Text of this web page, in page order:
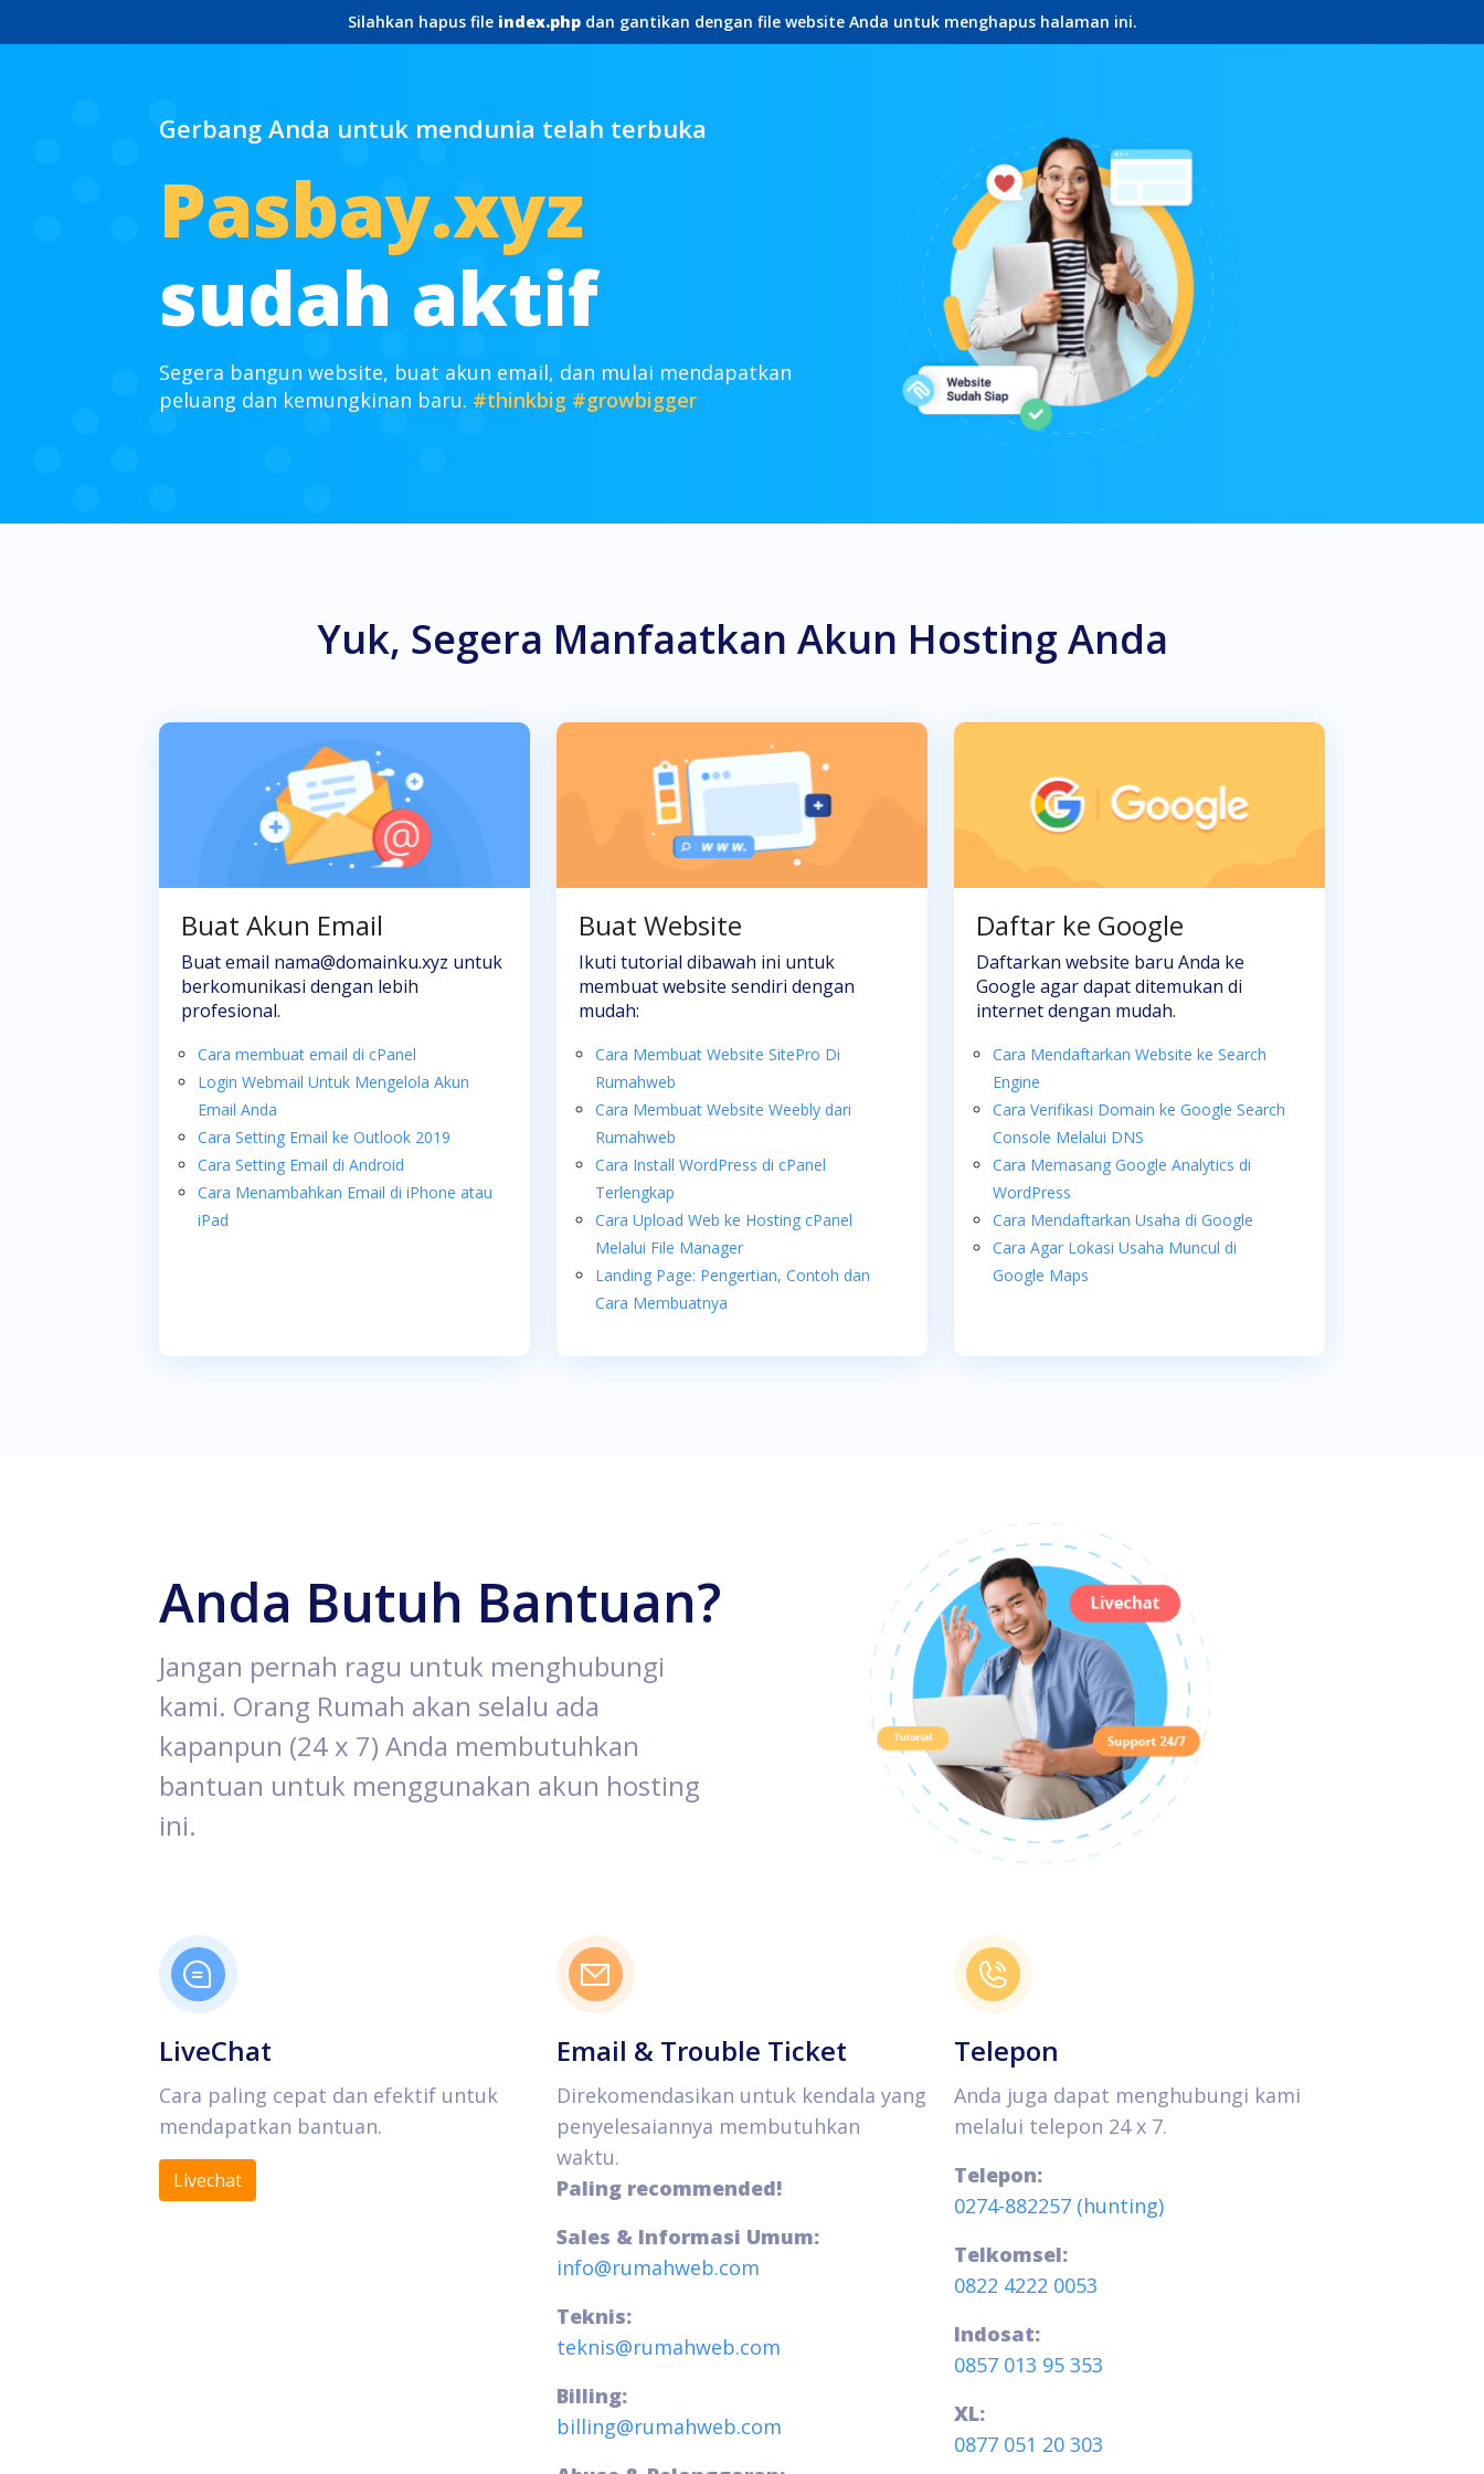
Silahkan hapus file index.phpdan gantikan dengan file website Anda untuk menghapus halaman ini.
Gerbang Anda untuk mendunia telah terbuka
Pasbay.xyz
sudah aktif
Segera bangun website, buat akun email, dan mulai mendapatkan
peluang dan kemungkinan baru. #thinkbig #growbigger
Yuk, Segera Manfaatkan Akun Hosting Anda
Buat Akun Email
Buat email nama@domainku.xyz untuk
berkomunikasi dengan lebih
profesional.
Cara membuat email di cPanel
Login Webmail Untuk Mengelola Akun
Email Anda
Cara Setting Email ke Outlook 2019
Cara Setting Email di Android
Cara Menambahkan Email di iPhone atau
iPad
Buat Website
Ikuti tutorial dibawah ini untuk
membuat website sendiri dengan
mudah:
Cara Membuat Website SitePro Di
Rumahweb
Cara Membuat Website Weebly dari
Rumahweb
Cara Install WordPress di cPanel
Terlengkap
Cara Upload Web ke Hosting cPanel
Melalui File Manager
Landing Page: Pengertian, Contoh dan
Cara Membuatnya
Daftar ke Google
Daftarkan website baru Anda ke
Google agar dapat ditemukan di
internet dengan mudah.
Cara Mendaftarkan Website ke Search
Engine
Cara Verifikasi Domain ke Google Search
Console Melalui DNS
Cara Memasang Google Analytics di
WordPress
Cara Mendaftarkan Usaha di Google
Cara Agar Lokasi Usaha Muncul di
Google Maps
Anda Butuh Bantuan?
Jangan pernah ragu untuk menghubungi
kami. Orang Rumah akan selalu ada
kapanpun (24 x 7) Anda membutuhkan
bantuan untuk menggunakan akun hosting
ini.
LiveChat
Cara paling cepat dan efektif untuk
mendapatkan bantuan.
Livechat
Email & Trouble Ticket
Direkomendasikan untuk kendala yang
penyelesaiannya membutuhkan
waktu.
Paling recommended!
Sales & Informasi Umum:
info@rumahweb.com
Teknis:
teknis@rumahweb.com
Billing:
billing@rumahweb.com
Telepon
Anda juga dapat menghubungi kami
melalui telepon 24 x 7.
Telepon:
0274-882257 (hunting)
Telkomsel:
0822 4222 0053
Indosat:
0857 013 95 353
XL:
0877 051 20 303